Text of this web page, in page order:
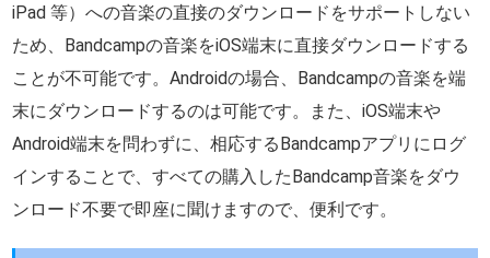
iPad 等）への音楽の直接のダウンロードをサポートしない
ため、Bandcampの音楽をiOS端末に直接ダウンロードする
ことが不可能です。Androidの場合、Bandcampの音楽を端
末にダウンロードするのは可能です。また、iOS端末や
Android端末を問わずに、相応するBandcampアプリにログ
インすることで、すべての購入したBandcamp音楽をダウ
ンロード不要で即座に聞けますので、便利です。